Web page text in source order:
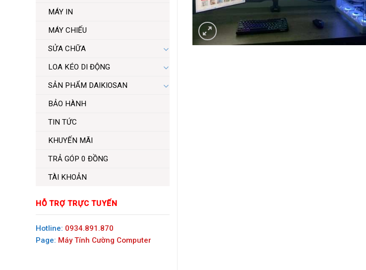
MÁY IN
MÁY CHIẾU
SỬA CHỮA
LOA KÉO DI ĐỘNG
SẢN PHẨM DAIKIOSAN
BẢO HÀNH
TIN TỨC
KHUYẾN MÃI
TRẢ GÓP 0 ĐỒNG
TÀI KHOẢN
HỖ TRỢ TRỰC TUYẾN
Hotline: 0934.891.870
Page: Máy Tính Cường Computer